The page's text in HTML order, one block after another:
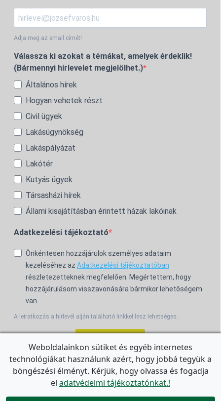
Adja meg az email címét!
Válassza ki azokat a témákat, amelyek érdeklik!
(Bármennyi hírlevelet megjelölhet.)
Általános hírek
Hogyan vehetek részt
Civil ügyek
Lakásügynökség
Lakáspályázat
Lakótér
Kutyás ügyek
Társasházi hírek
Állami kisajátításban érintett házak lakóinak
Adatkezelési tájékoztató
Önkéntesen hozzájárulok személyes adataim
kezeléséhez az Adatkezelési tájékoztatóban
részletezetteknek megfelelően. Megértettem, hogy
hozzájárulásom visszavonására bármikor lehetőségem
van.
A leiratkozás a hírlevél alján található linkkel lesz lehetséges.
For the English Newsletter, clickHERE.
Weboldalainkon sütiket és egyéb internetes
technológiákat használunk azért, hogy jobbá tegyük a
böngészési élményt. Kérjük, hogy olvassa és fogadja
el adatvédelmi tájékoztatónkat.!